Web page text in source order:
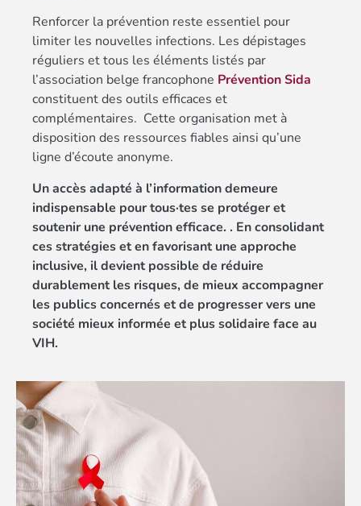
Renforcer la prévention reste essentiel pour
limiter les nouvelles infections. Les dépistages
réguliers et tous les éléments listés par
l’association belge francophone Prévention Sida
constituent des outils efficaces et
complémentaires. Cette organisation met à
disposition des ressources fiables ainsi qu’une
ligne d’écoute anonyme.
Un accès adapté à l’information demeure
indispensable pour tous·tes se protéger et
soutenir une prévention efficace. . En consolidant
ces stratégies et en favorisant une approche
inclusive, il devient possible de réduire
durablement les risques, de mieux accompagner
les publics concernés et de progresser vers une
société mieux informée et plus solidaire face au
VIH.